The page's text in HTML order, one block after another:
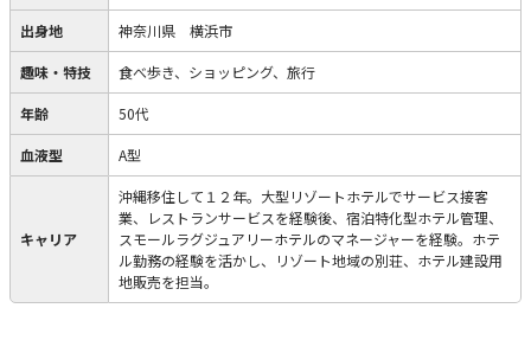
出身地 神奈川県 横浜市
趣味・特技 食べ歩き、ショッピング、旅行
年齢 50代
血液型 A型
キャリア
沖縄移住して１２年。大型リゾートホテルでサービス接客
業、レストランサービスを経験後、宿泊特化型ホテル管理、
スモールラグジュアリーホテルのマネージャーを経験。ホテ
ル勤務の経験を活かし、リゾート地域の別荘、ホテル建設用
地販売を担当。